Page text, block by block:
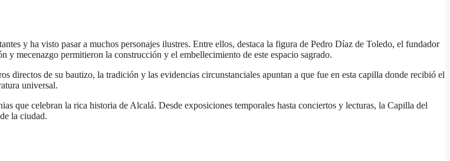
y ha visto pasar a muchos personajes ilustres. Entre ellos, destaca la figura de Pedro Díaz de Toledo, el fundador
mecenazgo permitieron la construcción y el embellecimiento de este espacio sagrado.
directos de su bautizo, la tradición y las evidencias circunstanciales apuntan a que fue en esta capilla donde recibió el
universal.
que celebran la rica historia de Alcalá. Desde exposiciones temporales hasta conciertos y lecturas, la Capilla del
la ciudad.